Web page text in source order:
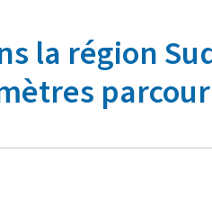
la région